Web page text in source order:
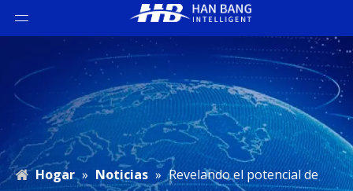
Hogar » Noticias » Revelando el potencial de